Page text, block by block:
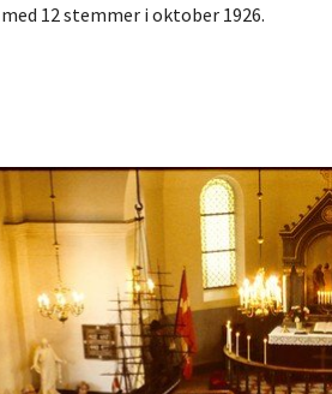
12 stemmer i oktober 1926.